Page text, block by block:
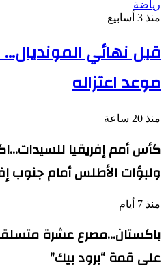
رياضة
منذ 3 أسابيع
قبل نهائي
موعد اعتزاله
منذ 20 ساعة
كأس أمم إفريقيا
ولبؤات الأطلس أمام جنوب
منذ 7 أيام
باكستان…مصرع عشرة
على قمة “برود بيك”